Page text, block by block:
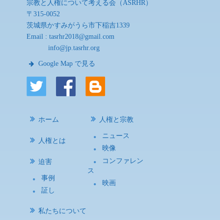
宗教と人権について考える会（ASRHR）
〒315-0052
茨城県かすみがうら市下稲吉1339
Email : tasrhr2018@gmail.com
info@jp.tasrhr.org
Google Map で見る
ホーム
人権とは
迫害
事例
証し
人権と宗教
ニュース
映像
コンファレン
ス
映画
私たちについて